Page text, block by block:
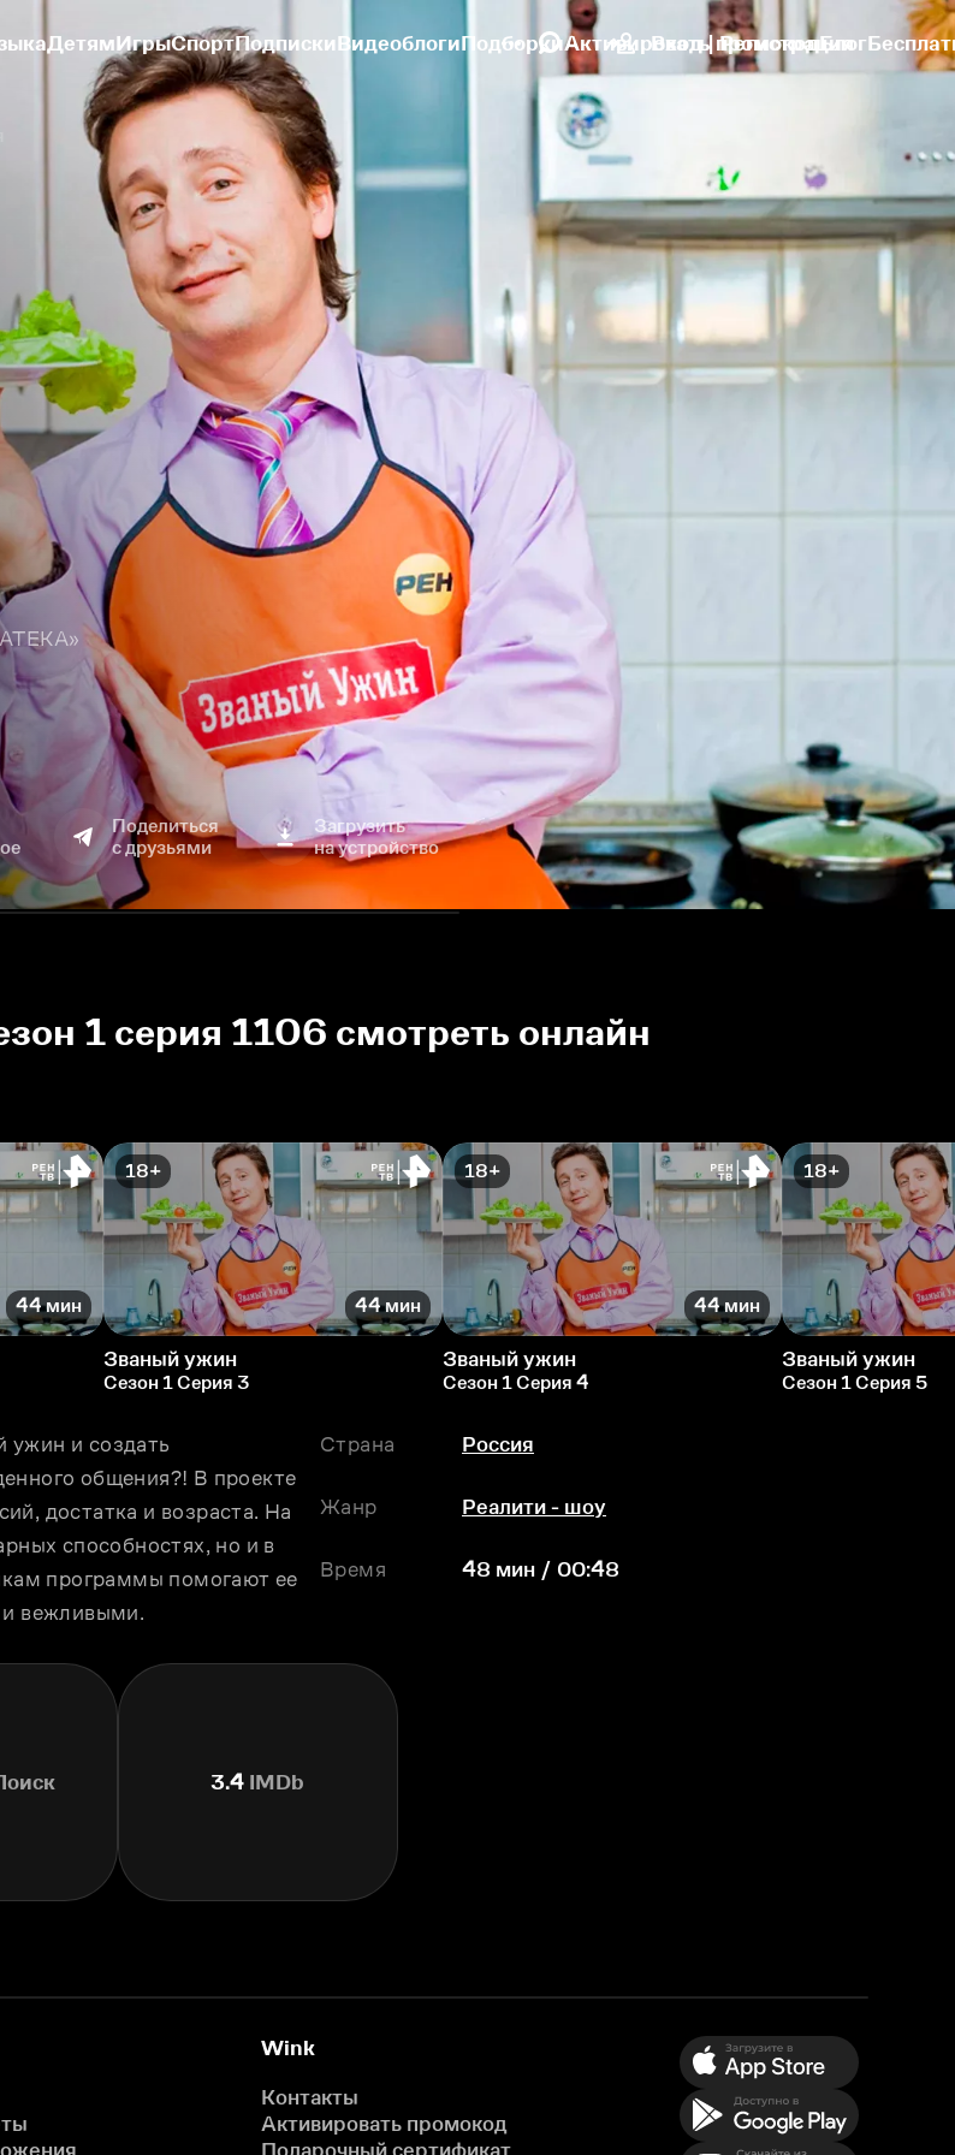
ДетямИгрыСпортПодпискиВидеоблогиПодборкиАктивировать промокодБлог
Вход | Регистрация
Поделиться
с друзьями
Загрузить
на устройство
1 серия 1106 смотреть онлайн
44 мин
18+
44 мин
Званый ужин
Сезон 1 Серия 3
18+
44 мин
Званый ужин
Сезон 1 Серия 4
18+
Званый ужин
Сезон 1 Серия 5
ужин и создать
общения?! В проекте
достатка и возраста. На
способностях, но и в
программы помогают ее
и вежливыми.
Страна Россия
Жанр Реалити - шоу
Время 48 мин / 00:48
3.4 IMDb
Wink
Контакты
Активировать промокод
Подарочный сертификат